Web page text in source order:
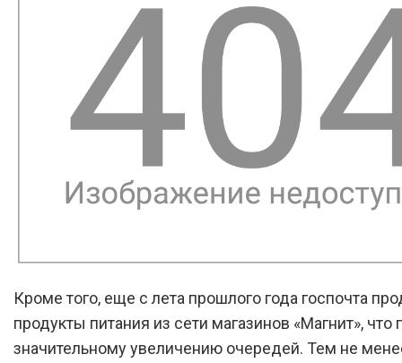
Кроме того, еще с лета прошлого года госпочта
продукты питания из сети магазинов «Магнит», что
значительному увеличению очередей. Тем не